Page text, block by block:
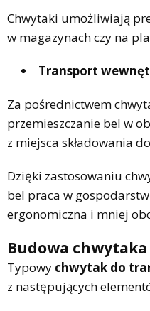
Chwytaki umożliwiają
w magazynach czy na
Transport
Za pośrednictwem
przemieszczanie bel w
z miejsca składowania
Dzięki zastosowaniu
bel praca w
ergonomiczna i mniej
Budowa
Typowy chwytak do
z następujących